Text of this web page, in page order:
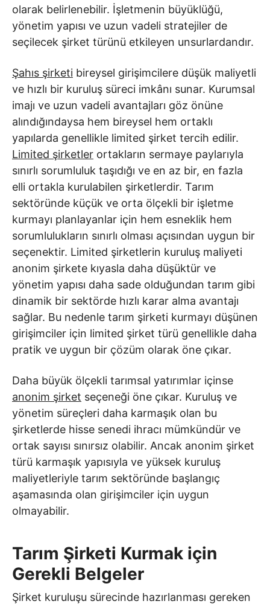
olarak belirlenebilir. İşletmenin büyüklüğü,
yönetim yapısı ve uzun vadeli stratejiler de
seçilecek şirket türünü etkileyen unsurlardandır.
Şahıs şirketi bireysel girişimcilere düşük maliyetli
ve hızlı bir kuruluş süreci imkânı sunar. Kurumsal
imajı ve uzun vadeli avantajları göz önüne
alındığındaysa hem bireysel hem ortaklı
yapılarda genellikle limited şirket tercih edilir.
Limited şirketler ortakların sermaye paylarıyla
sınırlı sorumluluk taşıdığı ve en az bir, en fazla
elli ortakla kurulabilen şirketlerdir. Tarım
sektöründe küçük ve orta ölçekli bir işletme
kurmayı planlayanlar için hem esneklik hem
sorumlulukların sınırlı olması açısından uygun bir
seçenektir. Limited şirketlerin kuruluş maliyeti
anonim şirkete kıyasla daha düşüktür ve
yönetim yapısı daha sade olduğundan tarım gibi
dinamik bir sektörde hızlı karar alma avantajı
sağlar. Bu nedenle tarım şirketi kurmayı düşünen
girişimciler için limited şirket türü genellikle daha
pratik ve uygun bir çözüm olarak öne çıkar.
Daha büyük ölçekli tarımsal yatırımlar içinse
anonim şirket seçeneği öne çıkar. Kuruluş ve
yönetim süreçleri daha karmaşık olan bu
şirketlerde hisse senedi ihracı mümkündür ve
ortak sayısı sınırsız olabilir. Ancak anonim şirket
türü karmaşık yapısıyla ve yüksek kuruluş
maliyetleriyle tarım sektöründe başlangıç
aşamasında olan girişimciler için uygun
olmayabilir.
Tarım Şirketi Kurmak için
Gerekli Belgeler
Şirket kuruluşu sürecinde hazırlanması gereken